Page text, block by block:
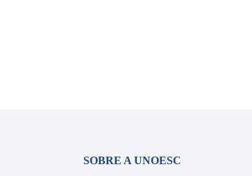
SOBRE A UNOESC